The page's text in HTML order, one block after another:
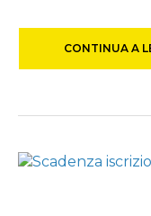
CONTINUA A